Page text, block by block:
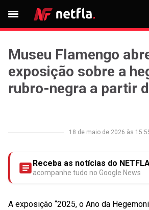
Museu Flamengo
exposição sobre a
rubro-negra a partir
18 de maio de 2026 às
Receba as notícias do
acompanhe tudo no Google News
A exposição “2025, o Ano da